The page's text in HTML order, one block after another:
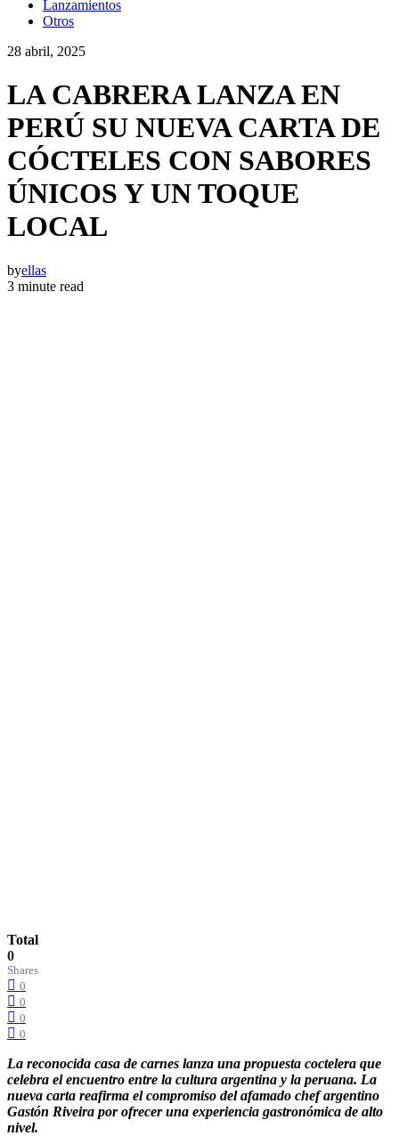
Lanzamientos
Otros
28 abril, 2025
LA CABRERA LANZA EN
PERÚ SU NUEVA CARTA DE
CÓCTELES CON SABORES
ÚNICOS Y UN TOQUE
LOCAL
byellas
3 minute read
Total
0
Shares
0
0
0
0
La reconocida casa de carnes lanza una propuesta coctelera que
celebra el encuentro entre la cultura argentina y la peruana. La
nueva carta reafirma el compromiso del afamado chef argentino
Gastón Riveira por ofrecer una experiencia gastronómica de alto
nivel.